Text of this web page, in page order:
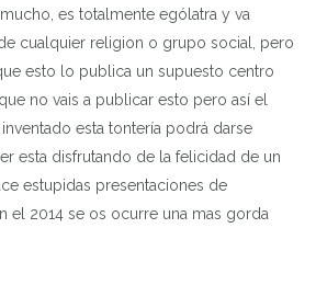
es totalmente ególatra y va
cualquier religion o grupo social, pero
esto lo publica un supuesto centro
no vais a publicar esto pero así el
esta tontería podrá darse
esta disfrutando de la felicidad de un
estupidas presentaciones de
el 2014 se os ocurre una mas gorda